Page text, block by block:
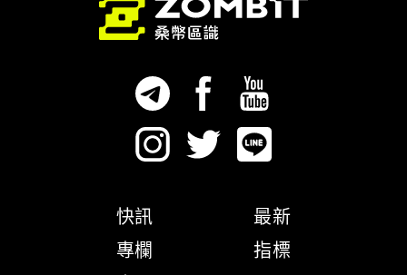
快訊
專欄
最新
指標